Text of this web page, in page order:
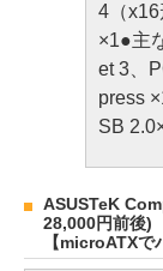
4（x16
×1●主
et 3、
press
SB
ASUSTeK
28,000円前後)
【microATXで